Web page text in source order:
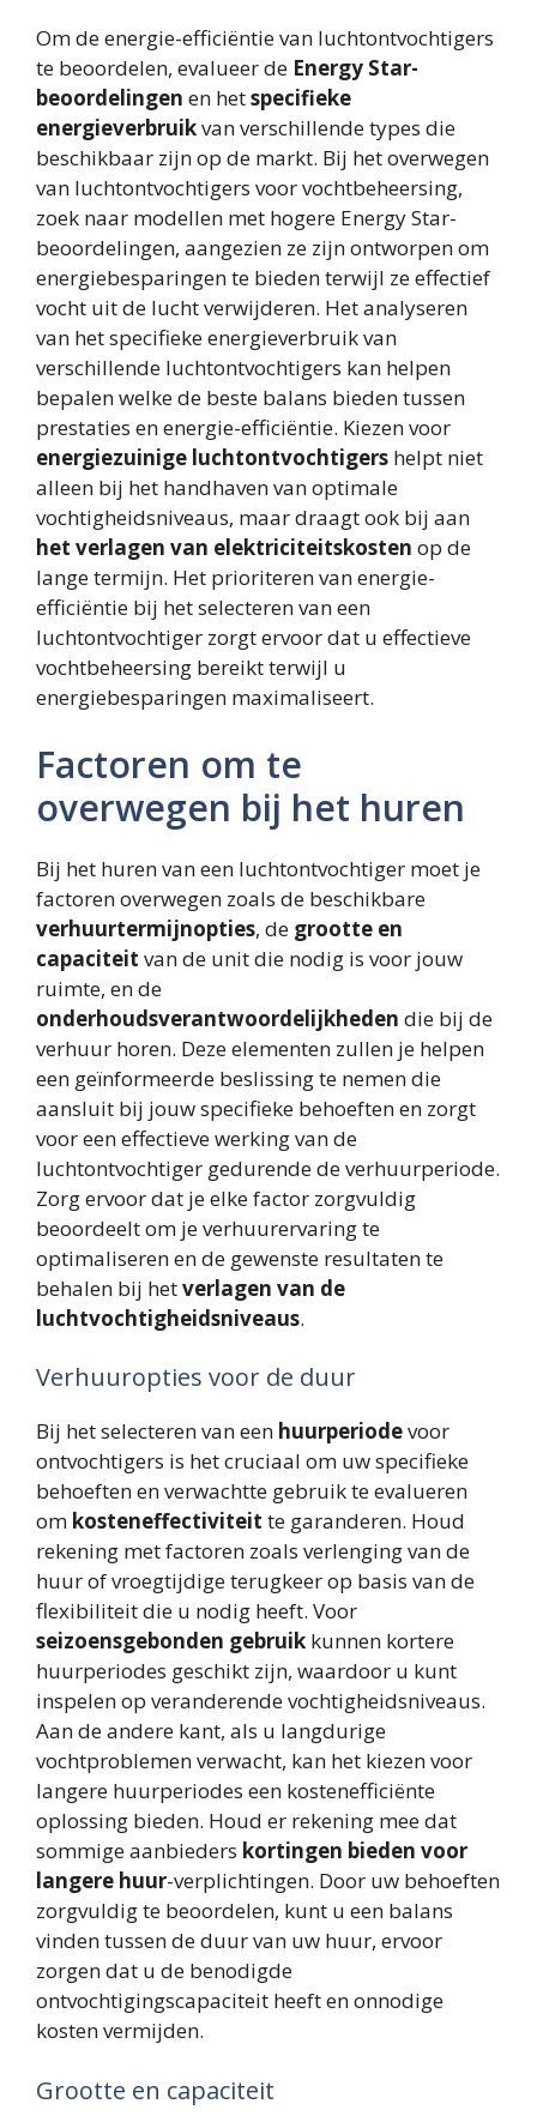
Om de energie-efficiëntie van luchtontvochtigers
te beoordelen, evalueer de Energy Star-
beoordelingen en hetspecifieke
energieverbruikvan verschillende types die
beschikbaar zijn op de markt. Bij het overwegen
van luchtontvochtigers voor vochtbeheersing,
zoek naar modellen met hogere Energy Star-
beoordelingen, aangezien ze zijn ontworpen om
energiebesparingen te bieden terwijl ze effectief
vocht uit de lucht verwijderen. Het analyseren
van het specifieke energieverbruik van
verschillende luchtontvochtigers kan helpen
bepalen welke de beste balans bieden tussen
prestaties en energie-efficiëntie. Kiezen voor
energiezuinige luchtontvochtigers helpt niet
alleen bij het handhaven van optimale
vochtigheidsniveaus, maar draagt ook bij aan
het verlagen van elektriciteitskosten op de
lange termijn. Het prioriteren van energie-
efficiëntie bij het selecteren van een
luchtontvochtiger zorgt ervoor dat u effectieve
vochtbeheersing bereikt terwijl u
energiebesparingen maximaliseert.
Factoren om te
overwegen bij het huren
Bij het huren van een luchtontvochtiger moet je
factoren overwegen zoals de beschikbare
verhuurtermijnopties, de grootte en
capaciteit van de unit die nodig is voor jouw
ruimte, en de
onderhoudsverantwoordelijkheden die bij de
verhuur horen. Deze elementen zullen je helpen
een geïnformeerde beslissing te nemen die
aansluit bij jouw specifieke behoeften en zorgt
voor een effectieve werking van de
luchtontvochtiger gedurende de verhuurperiode.
Zorg ervoor dat je elke factor zorgvuldig
beoordeelt om je verhuurervaring te
optimaliseren en de gewenste resultaten te
behalen bij hetverlagen van de
luchtvochtigheidsniveaus.
Verhuuropties voor de duur
Bij het selecteren van een huurperiodevoor
ontvochtigers is het cruciaal om uw specifieke
behoeften en verwachtte gebruik te evalueren
om kosteneffectiviteit te garanderen. Houd
rekening met factoren zoals verlenging van de
huur of vroegtijdige terugkeer op basis van de
flexibiliteit die u nodig heeft. Voor
seizoensgebonden gebruik kunnen kortere
huurperiodes geschikt zijn, waardoor u kunt
inspelen op veranderende vochtigheidsniveaus.
Aan de andere kant, als u langdurige
vochtproblemen verwacht, kan het kiezen voor
langere huurperiodes een kostenefficiënte
oplossing bieden. Houd er rekening mee dat
sommige aanbieders kortingen bieden voor
langere huur-verplichtingen. Door uw behoeften
zorgvuldig te beoordelen, kunt u een balans
vinden tussen de duur van uw huur, ervoor
zorgen dat u de benodigde
ontvochtigingscapaciteit heeft en onnodige
kosten vermijden.
Grootte en capaciteit